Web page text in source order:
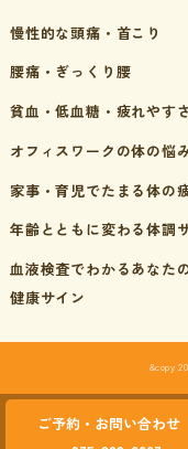
ご予約・お問い合わせ
慢性的な頭痛・首こり
腰痛・ぎっくり腰
貧血・低血糖・疲れやす
オフィスワークの体の悩
家事・育児でたまる体の
年齢とともに変わる体調
血液検査でわかるあなた
健康サイン
&copy